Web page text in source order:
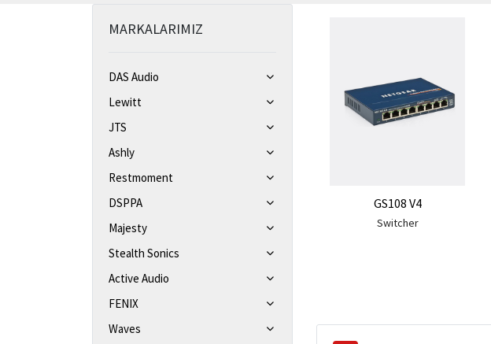
MARKALARIMIZ
DAS Audio
Lewitt
JTS
Ashly
Restmoment
DSPPA
Majesty
Stealth Sonics
Active Audio
FENIX
Waves
GS108 V4
Switcher